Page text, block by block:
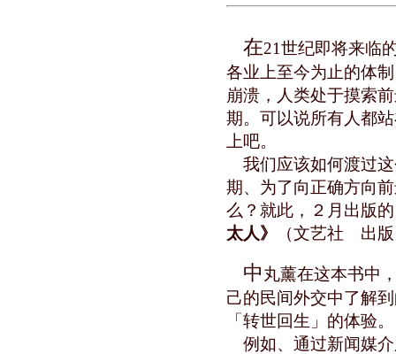
在21世纪即将来临
各业上至今为止的体
崩溃，人类处于摸索
期。可以说所有人都
上吧。
我们应该如何渡过
期、为了向正确方向
么？就此，２月出版的
太人》
（文艺社 出
中丸薰在这本书中
己的民间外交中了解
「转世回生」的体验。
例如、通过新闻媒